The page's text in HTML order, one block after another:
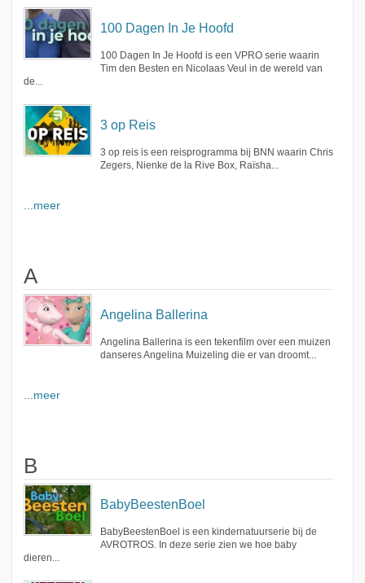
100 Dagen In Je Hoofd
100 Dagen In Je Hoofd is een VPRO serie waarin
Tim den Besten en Nicolaas Veul in de wereld van
de...
3 op Reis
3 op reis is een reisprogramma bij BNN waarin Chris
Zegers, Nienke de la Rive Box, Raïsha...
...meer
A
Angelina Ballerina
Angelina Ballerina is een tekenfilm over een muizen
danseres Angelina Muizeling die er van droomt...
...meer
B
BabyBeestenBoel
BabyBeestenBoel is een kindernatuurserie bij de
AVROTROS. In deze serie zien we hoe baby
dieren...